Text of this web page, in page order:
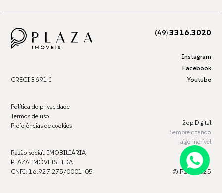
CRECI 3691-J
(49)3316.3020
Instagram
Facebook
Youtube
Política de privacidade
Termos de uso
Preferências de cookies
Razão social: IMOBILIÁRIA
PLAZA IMÓVEIS LTDA
CNPJ: 16.927.275/0001-05
2op Digital
Sempre criando
algo incrível
© Plaza 2025